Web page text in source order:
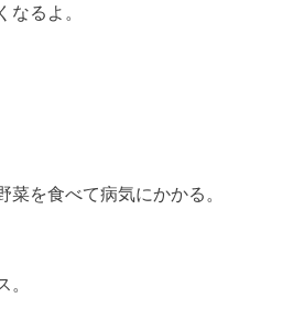
るよ。
を食べて病気にかかる。